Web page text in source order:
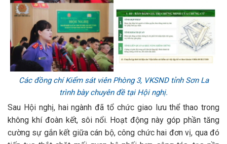
Các đồng chí Kiểm sát viên Phòng 3, VKSND tỉnh Sơn La
trình bày chuyên đề tại Hội nghị.
Sau Hội nghị, hai ngành đã tổ chức giao lưu thể thao trong
không khí đoàn kết, sôi nổi. Hoạt động này góp phần tăng
cường sự gắn kết giữa cán bộ, công chức hai đơn vị, qua đó